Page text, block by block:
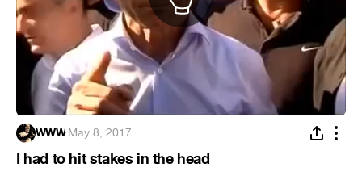
WWW·May 8, 2017
I had to hit stakes in the head